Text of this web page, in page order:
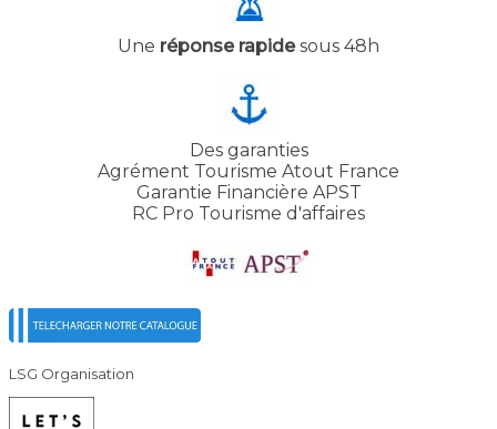
Une réponse rapidesous 48h
Des garanties
Agrément Tourisme Atout France
Garantie Financière APST
RC Pro Tourisme d'affaires
LSG Organisation